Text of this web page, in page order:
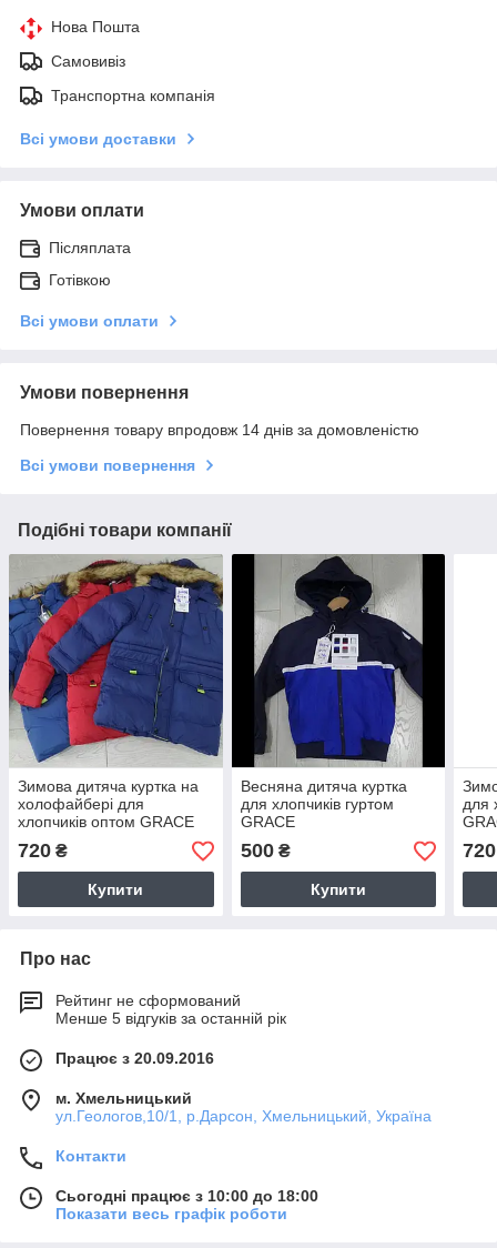
Нова Пошта
Самовивіз
Транспортна компанія
Всі умови доставки
Умови оплати
Післяплата
Готівкою
Всі умови оплати
Умови повернення
Повернення товару впродовж 14 днів за домовленістю
Всі умови повернення
Подібні товари компанії
Зимова дитяча куртка на
холофайбері для
хлопчиків оптом GRACE
720 ₴
Купити
Весняна дитяча куртка
для хлопчиків гуртом
GRACE
500₴
Купити
для
720
Про нас
Рейтинг не сформований
Менше 5 відгуків за останній рік
Працює з 20.09.2016
м. Хмельницький
ул.Геологов,10/1, р.Дарсон, Хмельницький, Україна
Контакти
Сьогодні працює з 10:00 до 18:00
Показати весь графік роботи